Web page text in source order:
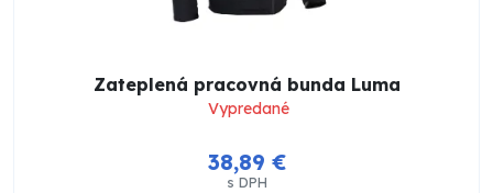
Zateplená pracovná bunda Luma
Vypredané
38,89 €
s DPH